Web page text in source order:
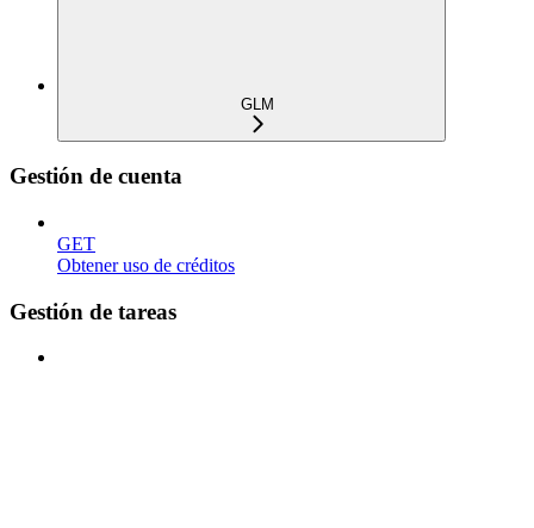
GLM
Gestión de cuenta
GET
Obtener uso de créditos
Gestión de tareas